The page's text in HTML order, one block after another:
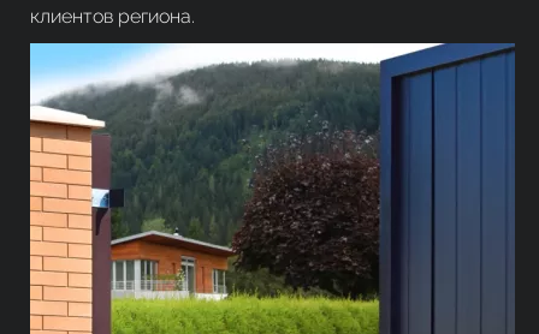
клиентов региона.